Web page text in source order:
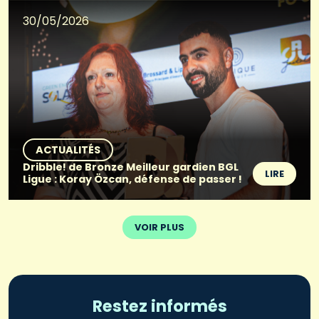
30/05/2026
ACTUALITÉS
Dribble! de Bronze Meilleur gardien BGL
Ligue : Koray Özcan, défense de passer !
LIRE
VOIR PLUS
Restez informés